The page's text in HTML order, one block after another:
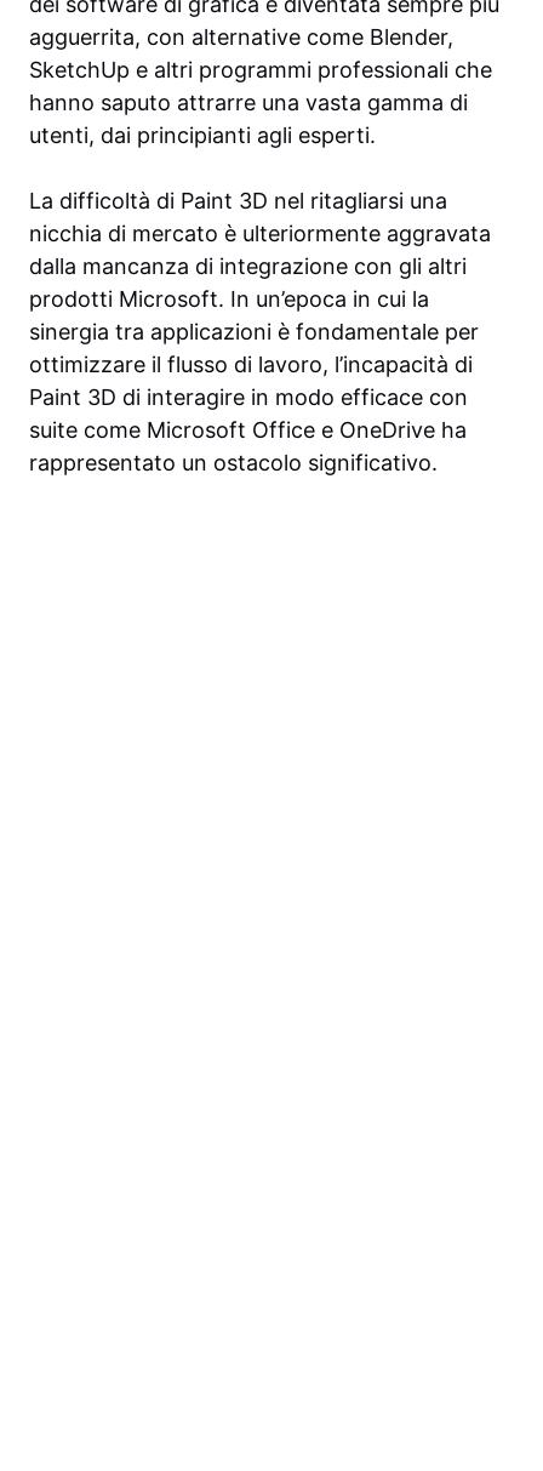
agguerrita, con alternative come Blender,
SketchUp e altri programmi professionali che
hanno saputo attrarre una vasta gamma di
utenti, dai principianti agli esperti.
La difficoltà di Paint 3D nel ritagliarsi una
nicchia di mercato è ulteriormente aggravata
dalla mancanza di integrazione con gli altri
prodotti Microsoft. In un’epoca in cui la
sinergia tra applicazioni è fondamentale per
ottimizzare il flusso di lavoro, l’incapacità di
Paint 3D di interagire in modo efficace con
suite come Microsoft Office e OneDrive ha
rappresentato un ostacolo significativo.